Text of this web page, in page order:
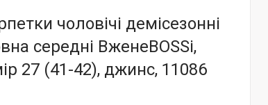
чоловічі демісезонні
середні ВженеBOSSi,
27 (41-42), джинс, 11086